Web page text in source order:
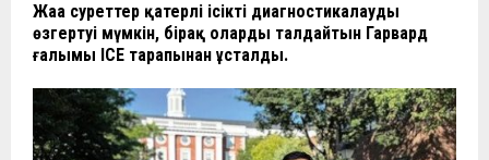
Жаңа суреттер қатерлі ісікті диагностикалауды
өзгертуі мүмкін, бірақ оларды талдайтын Гарвард
ғалымы ICE тарапынан ұсталды.